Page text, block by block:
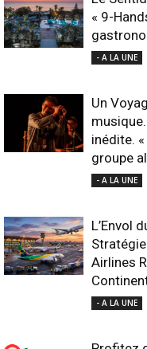
« 9-
- A LA UNE
Un
inédite.
groupe
- A LA UNE
L’Envol
Airlines
- A LA UNE